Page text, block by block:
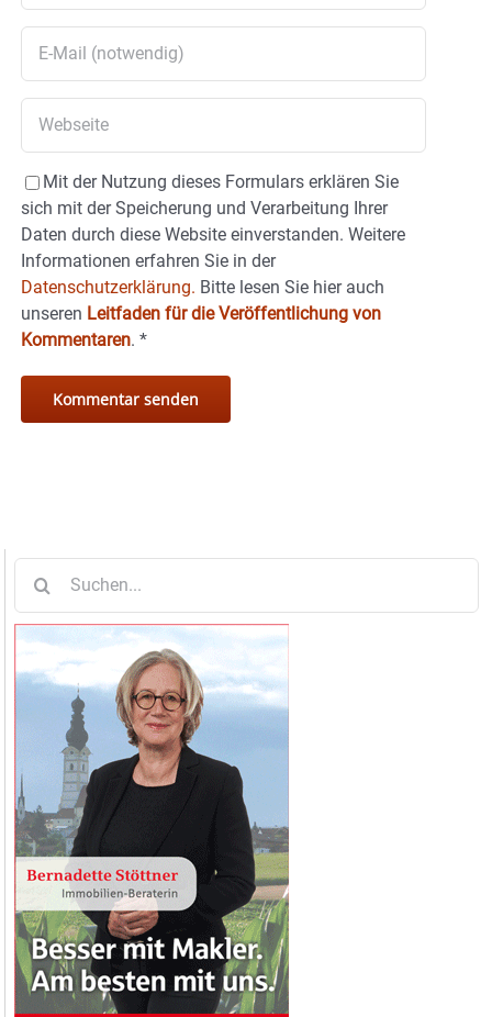
Mit der Nutzung dieses Formulars erklären Sie
sich mit der Speicherung und Verarbeitung Ihrer
Daten durch diese Website einverstanden. Weitere
Informationen erfahren Sie in der
Datenschutzerklärung. Bitte lesen Sie hier auch
unseren Leitfaden für die Veröffentlichung von
Kommentaren. *
nach: